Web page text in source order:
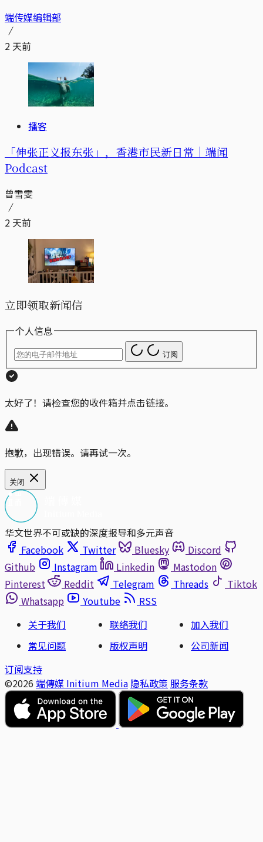
端传媒编辑部
2 天前
播客
「伸张正义报东张」，香港市民新日常｜端闻
Podcast
曾雪雯
2 天前
立即领取新闻信
个人信息
订阅
太好了！请检查您的收件箱并点击链接。
抱歉，出现错误。请再试一次。
关闭
华文世界不可或缺的深度报导和多元声音
Facebook
Twitter Bluesky
Discord
Github
Instagram Linkedin
Mastodon
Pinterest
Reddit Telegram Threads
Tiktok
Whatsapp
Youtube
RSS
关于我们
联络我们
加入我们
常见问题
版权声明
公司新闻
订阅支持
©2026 端傳媒 Initium Media 隐私政策 服务条款